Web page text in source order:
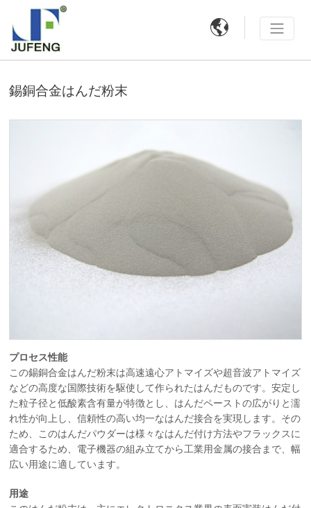

錫銅合金はんだ粉末
プロセス性能
この錫銅合金はんだ粉末は高速遠心アトマイズや超音波アトマイズ
などの高度な国際技術を駆使して作られたはんだものです。安定し
た粒子径と低酸素含有量が特徴とし、はんだペーストの広がりと濡
れ性が向上し、信頼性の高い均一なはんだ接合を実現します。その
ため、このはんだパウダーは様々なはんだ付け方法やフラックスに
適合するため、電子機器の組み立てから工業用金属の接合まで、幅
広い用途に適しています。
用途